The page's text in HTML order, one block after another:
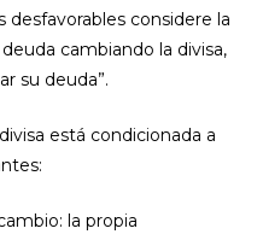
considere la
cambiando la divisa,
su deuda”.
está condicionada a
la propia